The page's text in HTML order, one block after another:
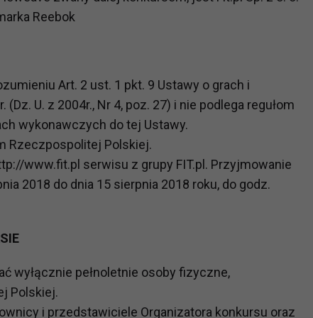
Reebok
Art. 2 ust. 1 pkt. 9 Ustawy o grach i
U. z 2004r., Nr 4, poz. 27) i nie podlega regułom
wykonawczych do tej Ustawy.
Rzeczpospolitej Polskiej.
www.fit.pl serwisu z grupy FIT.pl. Przyjmowanie
2018 do dnia 15 sierpnia 2018 roku, do godz.
wyłącznie pełnoletnie osoby fizyczne,
Polskiej.
i przedstawiciele Organizatora konkursu oraz
i marketingu własnego administratorów jest tzw.